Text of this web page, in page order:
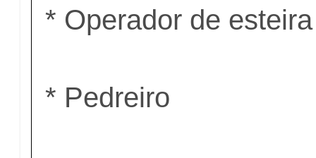
* Operador de
* Pedreiro